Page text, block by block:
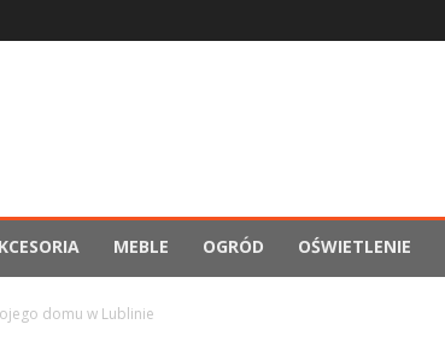
MEBLE OGRÓD OŚWIETLENIE
domu w Lublinie